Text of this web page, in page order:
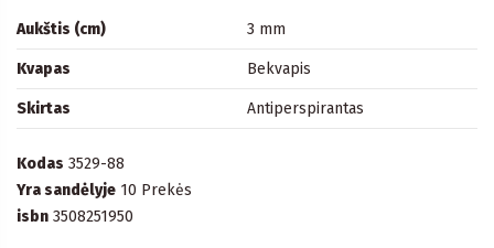
Aukštis (cm) 3 mm
Kvapas Bekvapis
Skirtas Antiperspirantas
Kodas 3529-88
Yra sandėlyje 10 Prekės
isbn 3508251950